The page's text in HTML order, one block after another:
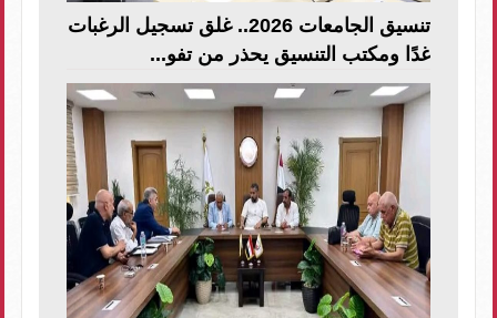
تنسيق الجامعات 2026.. غلق تسجيل الرغبات
غدًا ومكتب التنسيق يحذر من تفو...